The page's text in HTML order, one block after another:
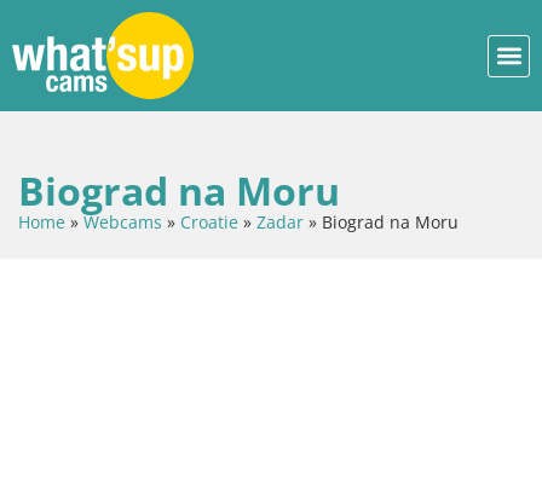
Biograd na Moru
Home »Webcams » Croatie » Zadar » Biograd na Moru